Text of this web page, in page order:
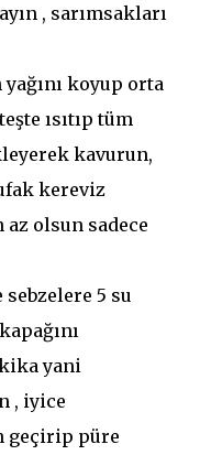
, sarımsakları
koyup orta
ısıtıp tüm
kavurun,
kereviz
az olsun sadece
5 su
yani
, iyice
geçirip püre